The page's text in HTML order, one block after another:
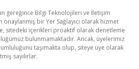
gereğince Bilgi Teknolojileri ve İletişim
onaylanmış bir Yer Sağlayıcı olarak hizmet
sitedeki içerikleri proaktif olarak denetleme
bulunmamaktadır. Ancak, üyelerimiz
taşımakta olup, siteye üye olarak
sayılırlar.